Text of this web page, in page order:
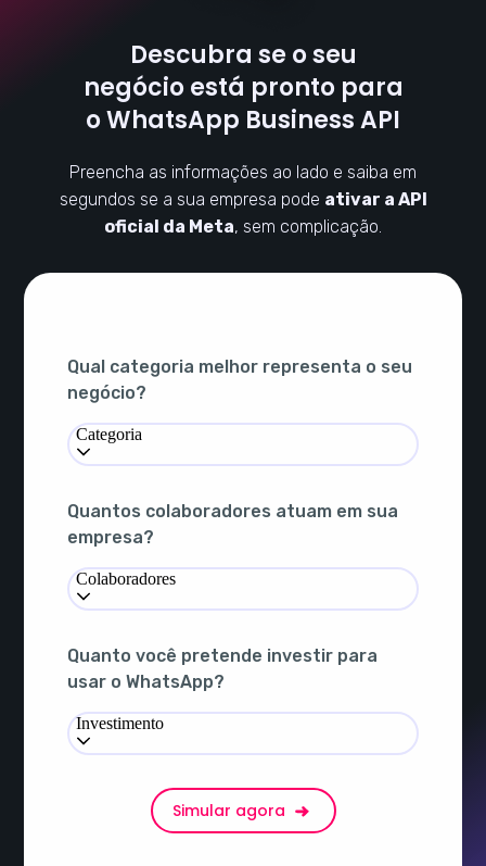
Qual categoria melhor representa o seu
negócio?
Categoria
Quantos colaboradores atuam em sua
empresa?
Colaboradores
Quanto você pretende investir para
usar o WhatsApp?
Investimento
Simular agora
Descubra se o seu
negócio está pronto para
o WhatsApp Business API
Preencha as informações ao lado e saiba em
segundos se a sua empresa pode ativar a API
oficial da Meta, sem complicação.